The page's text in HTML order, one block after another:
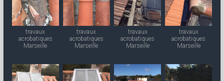
travaux
acrobatiques
Marseille
travaux
acrobatiques
Marseille
travaux
acrobatiques
Marseille
travaux
acrobatiques
Marseille